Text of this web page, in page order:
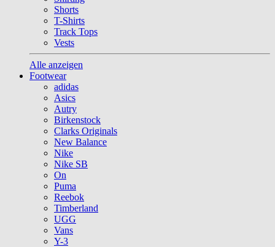
Shorts
T-Shirts
Track Tops
Vests
Alle anzeigen
Footwear
adidas
Asics
Autry
Birkenstock
Clarks Originals
New Balance
Nike
Nike SB
On
Puma
Reebok
Timberland
UGG
Vans
Y-3